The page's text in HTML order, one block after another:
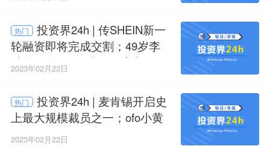
热门
投资界24h | 传SHEIN新一
轮融资即将完成交割；49岁李
斌第四个IPO要来了；宜兴50亿
2023年02月23日
热门
投资界24h | 麦肯锡开启史
上最大规模裁员之一；ofo小黄
车已彻底无法登录；上海又揭
2023年02月22日